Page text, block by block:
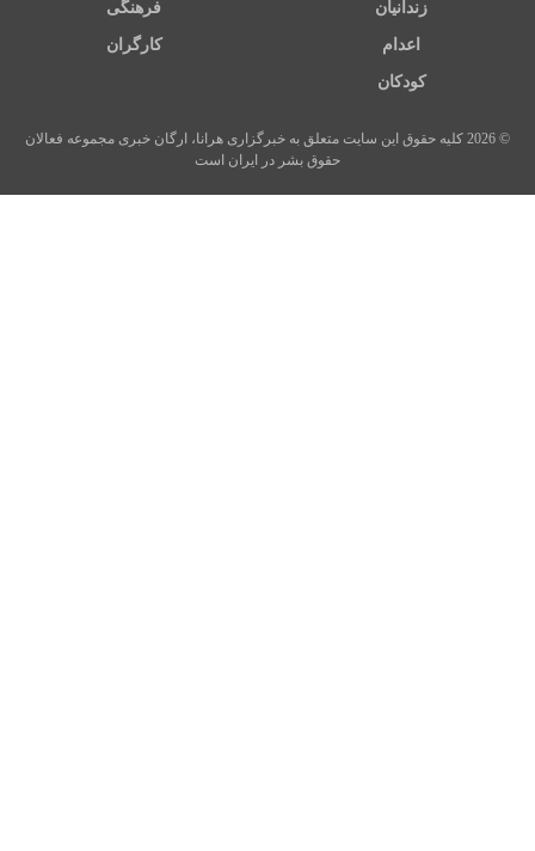
زندانیان فرهنگی
اعدام کارگران
کودکان
© 2026 کلیه حقوق این سایت متعلق به خبرگزاری هرانا، ارگان خبری مجموعه فعالان
حقوق بشر در ایران است